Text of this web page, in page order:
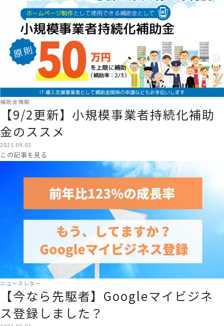
補助金情報
【9/2更新】小規模事業者持続化補助
金のススメ
2021.09.02
この記事を見る
ニュースレター
【今なら先駆者】Googleマイビジネ
ス登録しました？